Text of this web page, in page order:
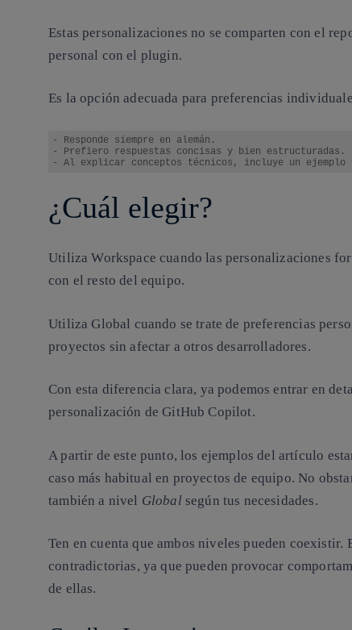
Estas personalizaciones no se comparten con el
personal con el plugin.
Es la opción adecuada para preferencias
- Responde siempre en alemán.
- Prefiero respuestas concisas y bien estructuradas.
- Al explicar conceptos técnicos, incluye un ejemplo
¿Cuál elegir?
UtilizaWorkspace cuando las personalizaciones
con el resto del equipo.
UtilizaGlobal cuando se trate de preferencias
proyectos sin afectar a otros desarrolladores.
Con esta diferencia clara, ya podemos entrar en
personalización de GitHub Copilot.
A partir de este punto, los ejemplos del artículo
caso más habitual en proyectos de equipo. No
también a nivel Globalsegún tus necesidades.
Ten en cuenta que ambos niveles pueden
contradictorias, ya que pueden provocar
de ellas.